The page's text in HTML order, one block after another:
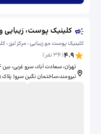
کلینیک پوست، زیبایی و
کلینیک پوست مو زیبایی ، مرکز لیزر ،
4.9
(
34 نفر)
نیرومند،ساختمان نگین سرو( پلاک ۹۸)،طبقه ۲ واحد ۱۸